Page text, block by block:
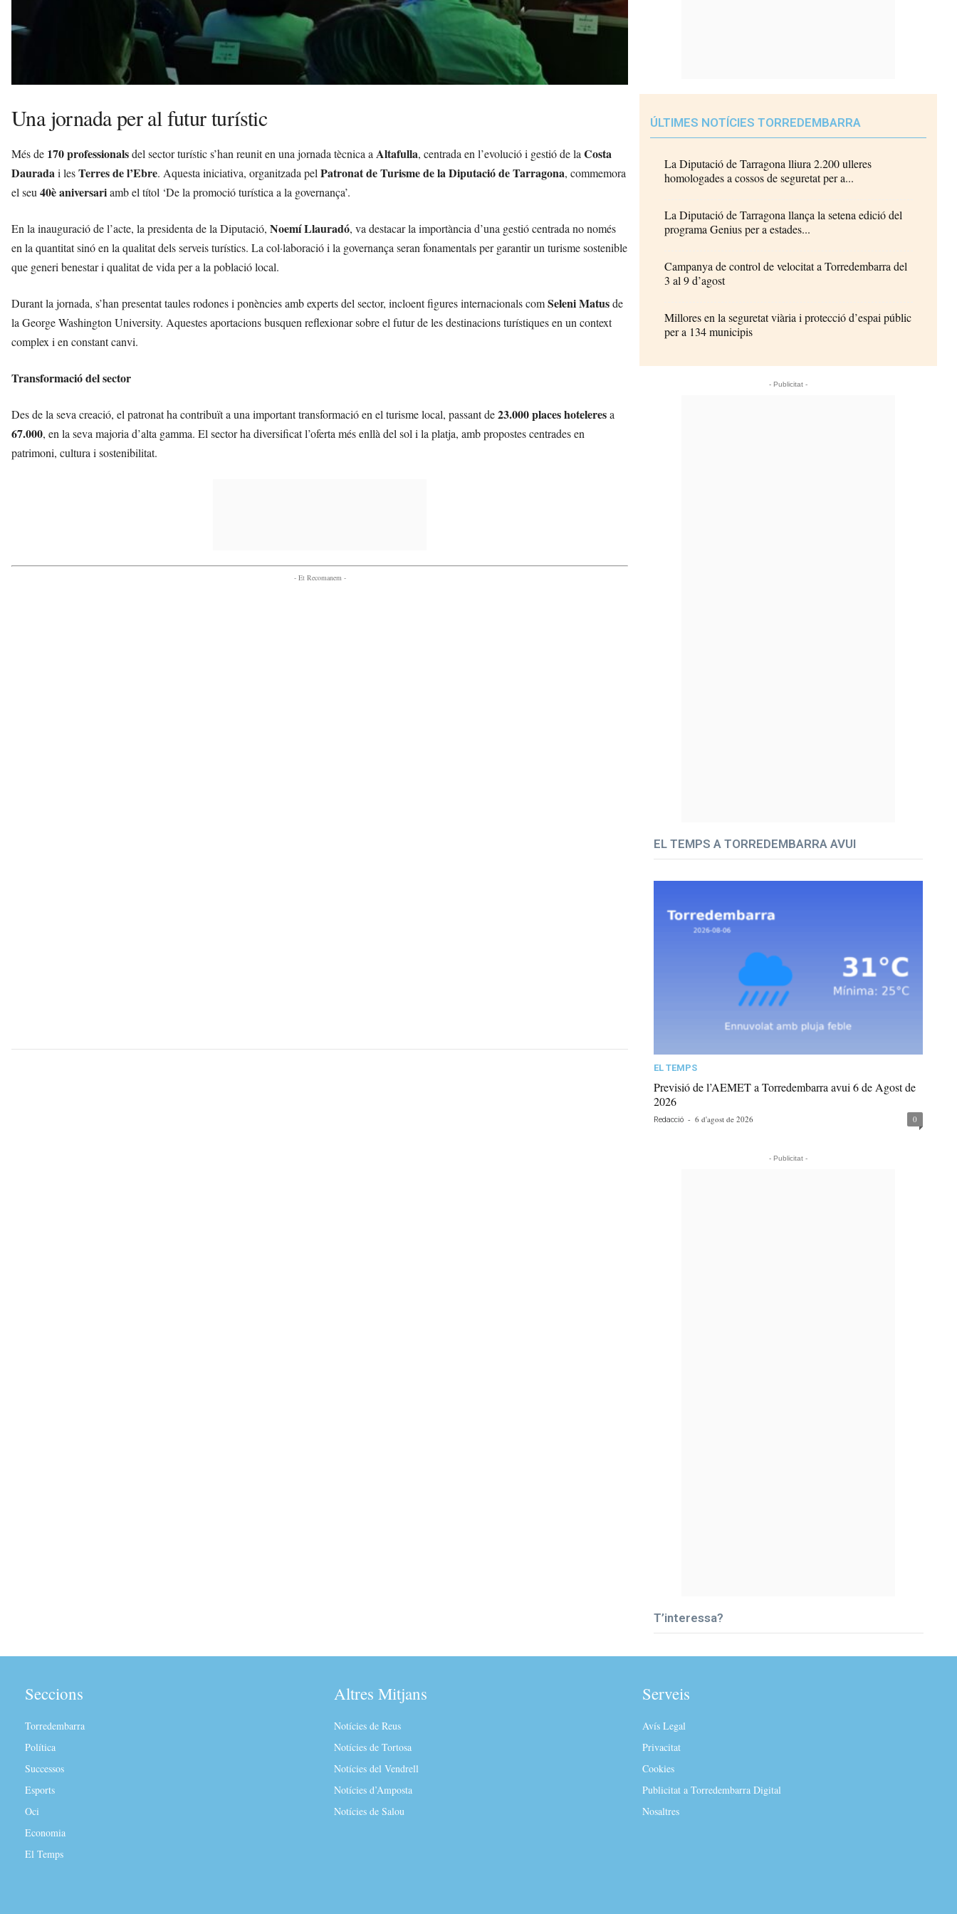
Una jornada per al futur turístic
Més de 170 professionalsdel sector turístic s’han reunit en una jornada tècnica a Altafulla, centrada en l’evolució i gestió de la Costa
Dauradai lesTerres de l’Ebre. Aquesta iniciativa, organitzada pel Patronat de Turisme de la Diputació de Tarragona, commemora
el seu 40è aniversariamb el títol ‘De la promoció turística a la governança’.
En la inauguració de l’acte, la presidenta de la Diputació, Noemí Llauradó, va destacar la importància d’una gestió centrada no només
en la quantitat sinó en la qualitat dels serveis turístics. La col·laboració i la governança seran fonamentals per garantir un turisme sostenible
que generi benestar i qualitat de vida per a la població local.
Durant la jornada, s’han presentat taules rodones i ponències amb experts del sector, incloent figures internacionals comSeleni Matusde
la George Washington University. Aquestes aportacions busquen reflexionar sobre el futur de les destinacions turístiques en un context
complex i en constant canvi.
Transformació del sector
Des de la seva creació, el patronat ha contribuït a una important transformació en el turisme local, passant de23.000 places hoteleresa
67.000, en la seva majoria d’alta gamma. El sector ha diversificat l’oferta més enllà del sol i la platja, amb propostes centrades en
patrimoni, cultura i sostenibilitat.
- Et Recomanem -
ÚLTIMES NOTÍCIES TORREDEMBARRA
La Diputació de Tarragona lliura 2.200 ulleres
homologades a cossos de seguretat per a...
La Diputació de Tarragona llança la setena edició del
programa Genius per a estades...
Campanya de control de velocitat a Torredembarra del
3 al 9 d’agost
Millores en la seguretat viària i protecció d’espai públic
per a 134 municipis
- Publicitat -
EL TEMPS A TORREDEMBARRA AVUI
EL TEMPS
Previsió de l’AEMET a Torredembarra avui 6 de Agost de
2026
Redacció - 6 d'agost de 2026 0
- Publicitat -
T’interessa?
Seccions
Torredembarra
Política
Successos
Esports
Oci
Economia
El Temps
Altres Mitjans
Notícies de Reus
Notícies de Tortosa
Notícies del Vendrell
Notícies d’Amposta
Notícies de Salou
Serveis
Avís Legal
Privacitat
Cookies
Publicitat a Torredembarra Digital
Nosaltres